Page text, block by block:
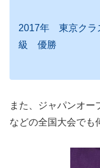
2017年 東京クラ
級 優勝
また、ジャパンオー
などの全国大会でも